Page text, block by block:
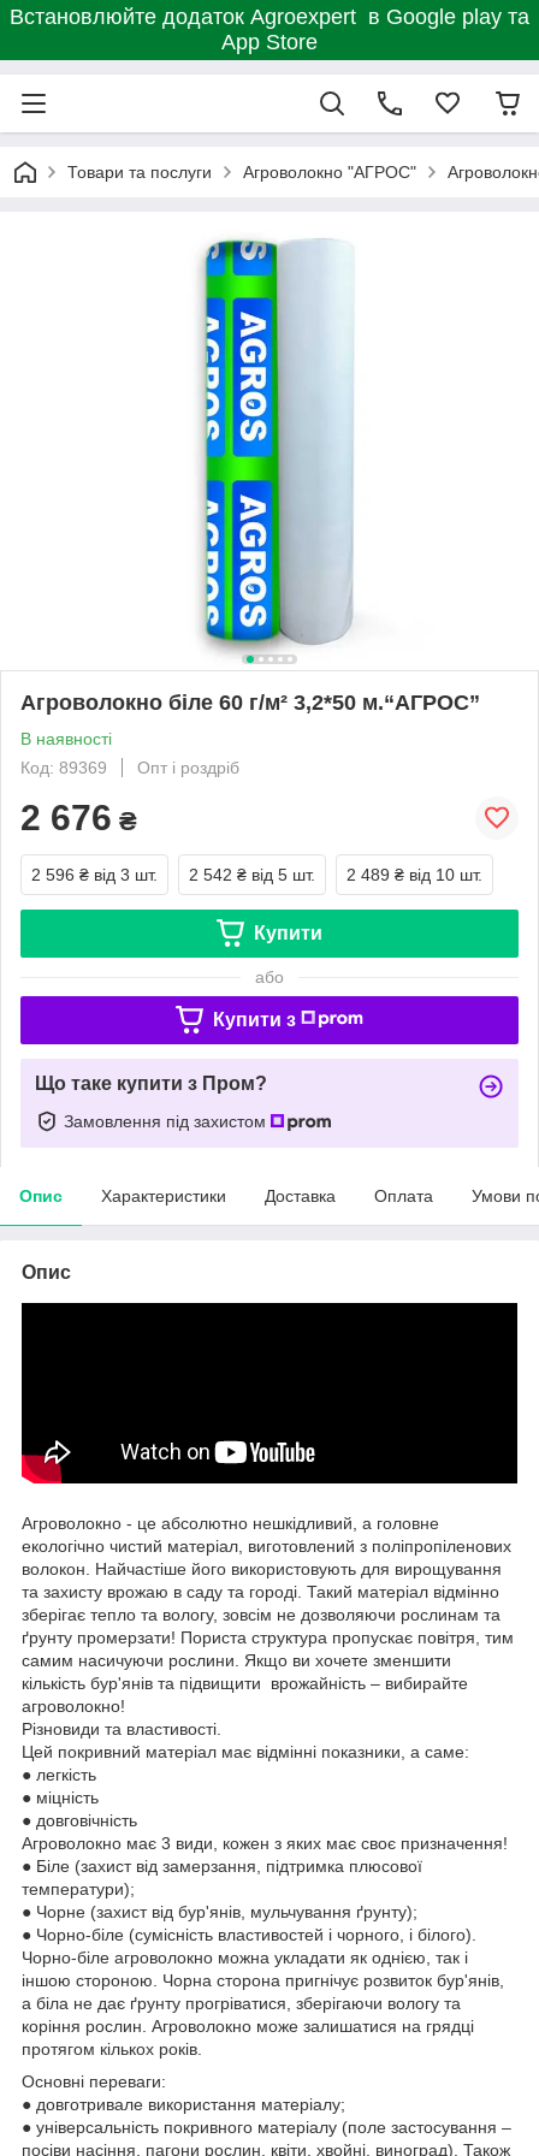
Встановлюйте додаток Agroexpert в Google play та
App Store
Товари та послуги Агроволокно "АГРОС"
Агроволокно біле 60 г/м² 3,2*50 м.“AГРОС”
В наявності
Код: 89369
Опт і роздріб
2 676 ₴
2 596 ₴ від 3 шт. 2 542 ₴ від 5 шт. 2 489 ₴ від 10 шт.
Купити
або
Купити з
Що таке купити з Пром?
Замовлення під захистом
Опис Характеристики Доставка Оплата Умови
Опис
Агроволокно - це абсолютно нешкідливий, а головне
екологічно чистий матеріал, виготовлений з поліпропіленових
волокон. Найчастіше його використовують для вирощування
та захисту врожаю в саду та городі. Такий матеріал відмінно
зберігає тепло та вологу, зовсім не дозволяючи рослинам та
ґрунту промерзати! Пориста структура пропускає повітря, тим
самим насичуючи рослини. Якщо ви хочете зменшити
кількість бур'янів та підвищити врожайність – вибирайте
агроволокно!
Різновиди та властивості.
Цей покривний матеріал має відмінні показники, а саме:
● легкість
● міцність
● довговічність
Агроволокно має 3 види, кожен з яких має своє призначення!
● Біле (захист від замерзання, підтримка плюсової
температури);
● Чорне (захист від бур'янів, мульчування ґрунту);
● Чорно-біле (сумісність властивостей і чорного, і білого).
Чорно-біле агроволокно можна укладати як однією, так і
іншою стороною. Чорна сторона пригнічує розвиток бур'янів,
а біла не дає ґрунту прогріватися, зберігаючи вологу та
коріння рослин. Агроволокно може залишатися на грядці
протягом кількох років.
Основні переваги:
● довготривале використання матеріалу;
● універсальність покривного матеріалу (поле застосування –
посіви насіння, пагони рослин, квіти, хвойні, виноград). Також